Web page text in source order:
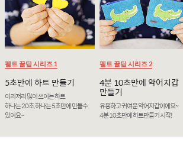
펠트 꿀팁 시리즈 1
5초만에 하트 만들기
이리저리 많이 쓰이는 하트
하나는 20초, 하나는 5초만에 만들수
있어요~
펠트 꿀팁 시리즈 2
4분 10초만에 악어지갑
만들기
유용하고 귀여운 악어지갑이에요~
4분 10초만에 하트만들기 시작!